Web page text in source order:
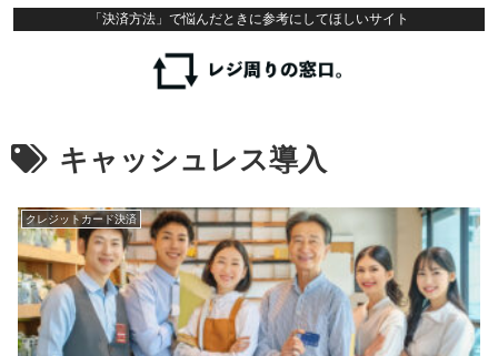
「決済方法」で悩んだときに参考にしてほしいサイト
キャッシュレス導入
クレジットカード決済